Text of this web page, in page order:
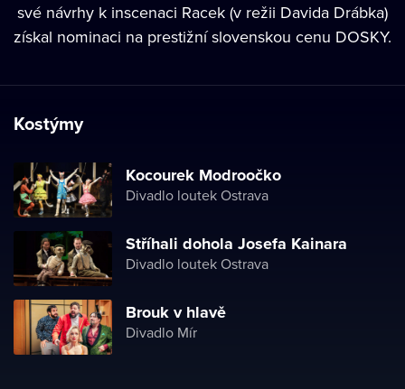
své návrhy k inscenaci Racek (v režii Davida Drábka)
získal nominaci na prestižní slovenskou cenu DOSKY.
Kostýmy
Kocourek Modroočko
Divadlo loutek Ostrava
Stříhali dohola Josefa Kainara
Divadlo loutek Ostrava
Brouk v hlavě
Divadlo Mír